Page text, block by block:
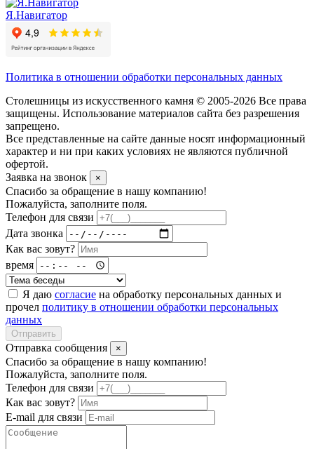
Я.Навигатор
Политика в отношении обработки персональных данных
Столешницы из искусственного камня © 2005-2026 Все права
защищены. Использование материалов сайта без разрешения
запрещено.
Все представленные на сайте данные носят информационный
характер и ни при каких условиях не являются публичной
офертой.
Заявка на звонок
×
Спасибо за обращение в нашу компанию!
Пожалуйста, заполните поля.
Телефон для связи
Дата звонка
Как вас зовут?
время
Я даю согласие на обработку персональных данных и
прочел политику в отношении обработки персональных
данных
Отправить
Отправка сообщения ×
Спасибо за обращение в нашу компанию!
Пожалуйста, заполните поля.
Телефон для связи
Как вас зовут?
E-mail для связи